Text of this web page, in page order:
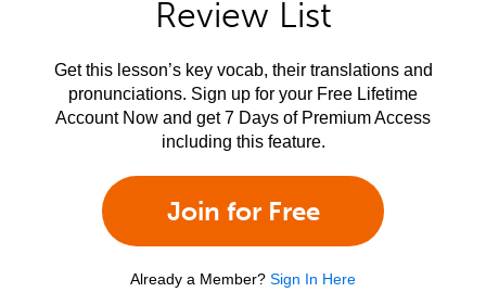
Review List
Get this lesson’s key vocab, their translations and
pronunciations. Sign up for your Free Lifetime
Account Now and get 7 Days of Premium Access
including this feature.
Join for Free
Already a Member? Sign In Here